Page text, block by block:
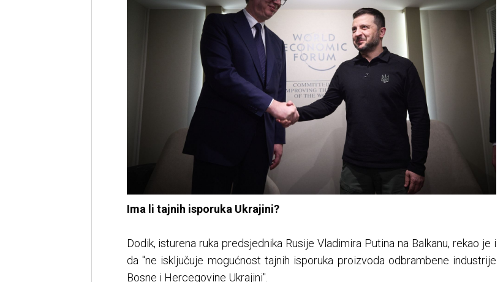
Ima li tajnih isporuka Ukrajini?
Dodik, isturena ruka predsjednika Rusije Vladimira Putina na Balkanu, rekao je i
da "ne isključuje mogućnost tajnih isporuka proizvoda odbrambene industrije
Bosne i Hercegovine Ukrajini".